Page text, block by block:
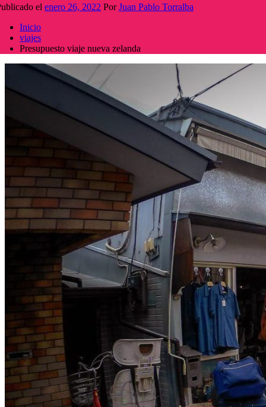
el enero 26, 2022 PorJuan Pablo Torralba
Inicio
viajes
Presupuesto viaje nueva zelanda